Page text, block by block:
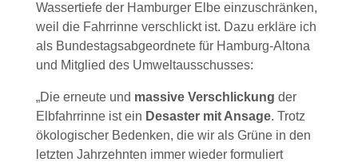
Wassertiefe der Hamburger Elbe einzuschränken,
weil die Fahrrinne verschlickt ist. Dazu erkläre ich
als Bundestagsabgeordnete für Hamburg-Altona
und Mitglied des Umweltausschusses:
„Die erneute und massive Verschlickung der
Elbfahrrinne ist ein Desaster mit Ansage. Trotz
ökologischer Bedenken, die wir als Grüne in den
letzten Jahrzehnten immer wieder formuliert